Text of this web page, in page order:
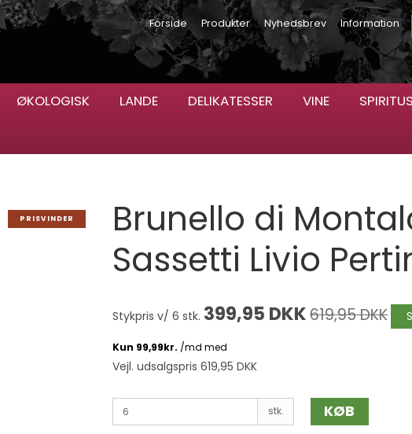
Forside Produkter Nyhedsbrev Information
ØKOLOGISK LANDE DELIKATESSER VINE SPIRITUS
PRISVINDER
Brunello di
Sassetti Livio
Stykpris v/ 6 stk. 399,95 DKK619,95 DKK
Vejl. udsalgspris 619,95 DKK
stk. KØB